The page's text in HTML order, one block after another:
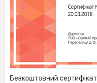
Безкоштовний сертифікат